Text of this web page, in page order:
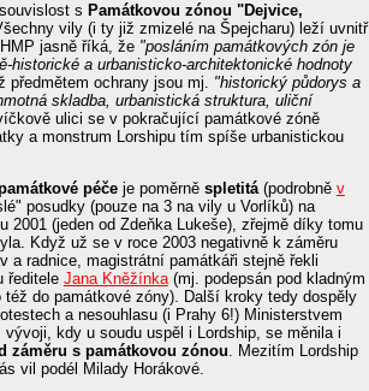
s Památkovou zónou "Dejvice,
vily (i ty již zmizelé na Špejcharu) leží uvnitř
jasně říká, že "posláním památkových zón je
historické a urbanisticko-architektonické hodnoty
předmětem ochrany jsou mj. "historický půdorys a
skladba, urbanistická struktura, uliční
ulici se v pokračující památkové zóně
a monstrum Lorshipu tím spíše urbanistickou
péčeje poměrně spletitá(podrobně v
posudky (pouze na 3 na vily u Vorlíků) na
2001 (jeden od Zdeňka Lukeše), zřejmě díky tomu
Když už se v roce 2003 negativně k záměru
a radnice, magistrátní památkáři stejně řekli
ředitele Jana Kněžínka(mj. podepsán pod kladným
též do památkové zóny). Další kroky tedy dospěly
a nesouhlasu (i Prahy 6!) Ministerstvem
kdy u soudu uspěl i Lordship, se měnila i
záměru s památkovou zónou . Mezitím Lordship
vil podél Milady Horákové.